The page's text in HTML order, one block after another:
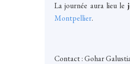
La journée aura lieu le
Montpellier.
Contact : Gohar